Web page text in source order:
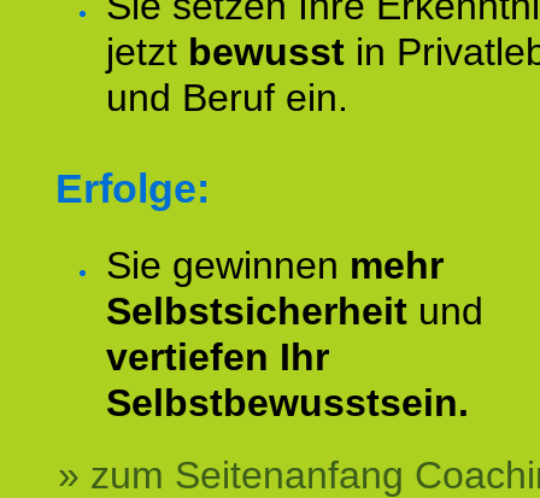
jetzt bewusst in
und Beruf ein.
Erfolge:
Sie gewinnen mehr
Selbstsicherheit und
vertiefen Ihr
Selbstbewusstsein.
» zum Seitenanfang